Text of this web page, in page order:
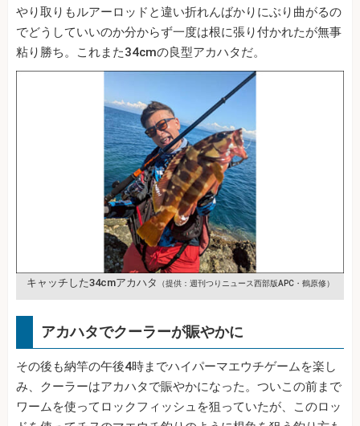
やり取りもルアーロッドと違い折れんばかりにぶり曲がるの
でどうしていいのか分からず一度は根に張り付かれたが無事
粘り勝ち。これまた34cmの良型アカハタだ。
キャッチした34cmアカハタ （提供：週刊つりニュース西部版APC・鶴原修）
アカハタでクーラーが賑やかに
その後も納竿の午後4時までハイパーマエウチゲームを楽し
み、クーラーはアカハタで賑やかになった。ついこの前まで
ワームを使ってロックフィッシュを狙っていたが、このロッ